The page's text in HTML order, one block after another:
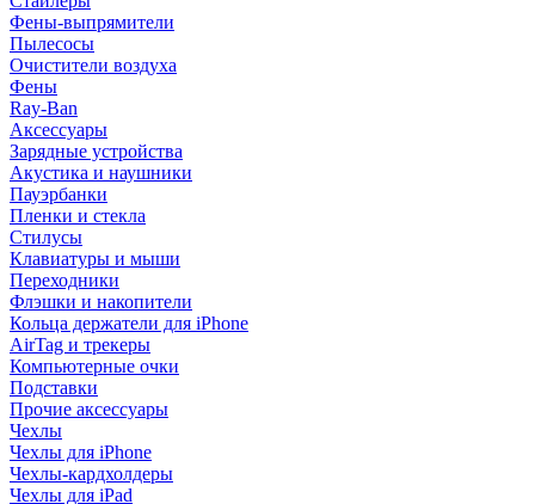
Фены-выпрямители
Пылесосы
Очистители воздуха
Фены
Ray-Ban
Аксессуары
Зарядные устройства
Акустика и наушники
Пауэрбанки
Пленки и стекла
Стилусы
Клавиатуры и мыши
Переходники
Флэшки и накопители
Кольца держатели для iPhone
AirTag и трекеры
Компьютерные очки
Подставки
Прочие аксессуары
Чехлы
Чехлы для iPhone
Чехлы-кардхолдеры
Чехлы для iPad